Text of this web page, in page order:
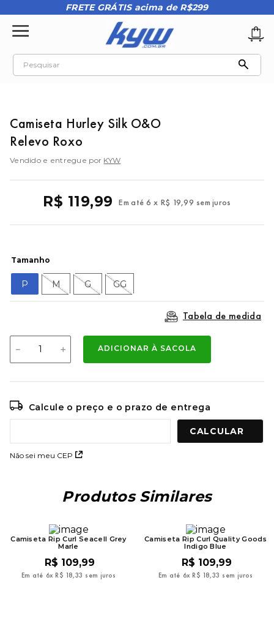
FRETE GRÁTIS acima de R$299
Pesquisar
Camiseta Hurley Silk O&O
Relevo Roxo
Vendido e entregue por KYW
R$ 119,99 Em até 6 x R$ 19,99 sem juros
Tamanho
P M G GG
Tabela de medida
＋
－ ADICIONAR À SACOLA
Calcule o preço e o prazo de entrega
Não sei meu CEP
Produtos Similares
Camiseta Rip Curl Seacell Grey
Marle
R$ 109,99
Em até 6x R$ 18,33 sem juros
Camiseta Rip Curl Quality Goods
Indigo Blue
R$ 109,99
Em até 6x R$ 18,33 sem juros
2º oakley
kenner
8º regata
9º mochila oakley